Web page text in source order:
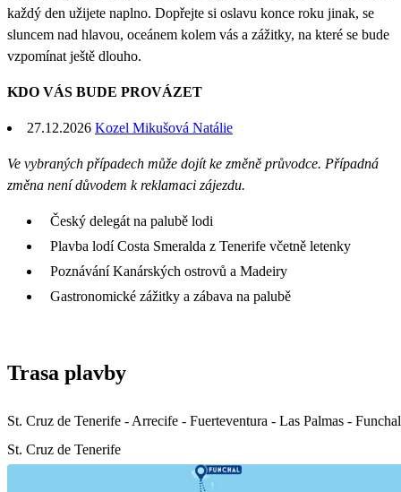
každý den užijete naplno. Dopřejte si oslavu konce roku jinak, se
sluncem nad hlavou, oceánem kolem vás a zážitky, na které se bude
vzpomínat ještě dlouho.
KDO VÁS BUDE PROVÁZET
27.12.2026 Kozel Mikušová Natálie
Ve vybraných případech může dojít ke změně průvodce. Případná
změna není důvodem k reklamaci zájezdu.
Český delegát na palubě lodi
Plavba lodí Costa Smeralda z Tenerife včetně letenky
Poznávání Kanárských ostrovů a Madeiry
Gastronomické zážitky a zábava na palubě
Trasa plavby
St. Cruz de Tenerife - Arrecife - Fuerteventura - Las Palmas -
St. Cruz de Tenerife